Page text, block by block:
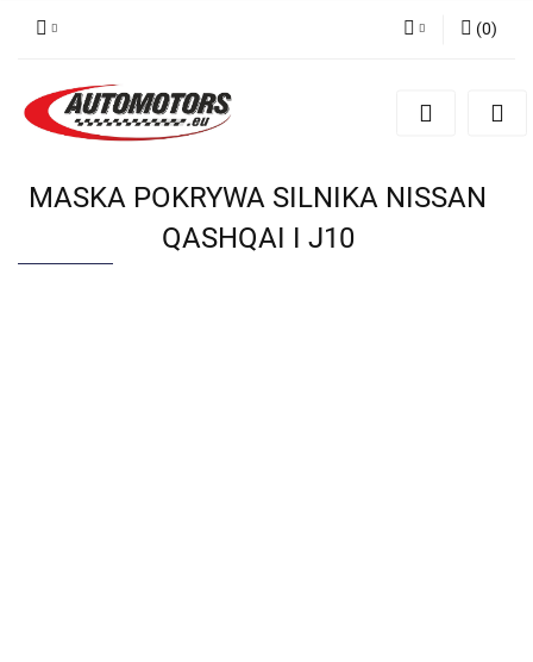
Zarejestruj się
(0)
MASKA POKRYWA SILNIKA NISSAN
QASHQAI I J10